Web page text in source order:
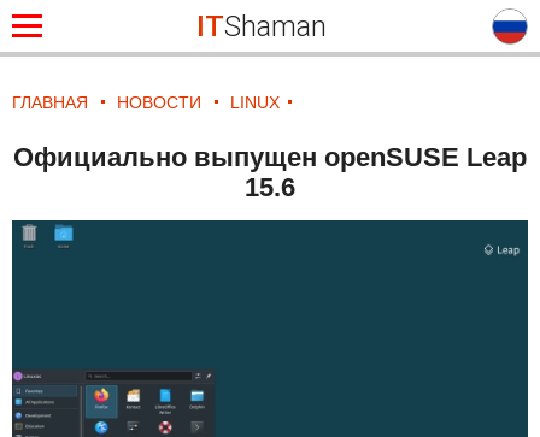
ITShaman
ГЛАВНАЯ НОВОСТИ LINUX
Официально выпущен openSUSE Leap
15.6